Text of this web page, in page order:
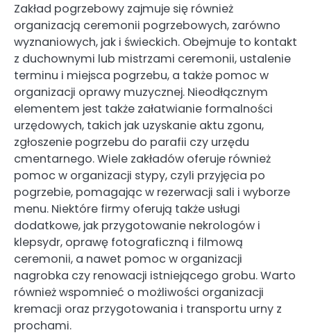
Zakład pogrzebowy zajmuje się również
organizacją ceremonii pogrzebowych, zarówno
wyznaniowych, jak i świeckich. Obejmuje to kontakt
z duchownymi lub mistrzami ceremonii, ustalenie
terminu i miejsca pogrzebu, a także pomoc w
organizacji oprawy muzycznej. Nieodłącznym
elementem jest także załatwianie formalności
urzędowych, takich jak uzyskanie aktu zgonu,
zgłoszenie pogrzebu do parafii czy urzędu
cmentarnego. Wiele zakładów oferuje również
pomoc w organizacji stypy, czyli przyjęcia po
pogrzebie, pomagając w rezerwacji sali i wyborze
menu. Niektóre firmy oferują także usługi
dodatkowe, jak przygotowanie nekrologów i
klepsydr, oprawę fotograficzną i filmową
ceremonii, a nawet pomoc w organizacji
nagrobka czy renowacji istniejącego grobu. Warto
również wspomnieć o możliwości organizacji
kremacji oraz przygotowania i transportu urny z
prochami.